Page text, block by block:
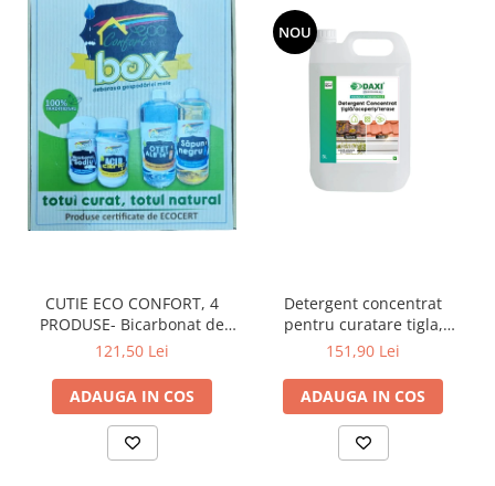
CUTIE ECO CONFORT, 4
PRODUSE- Bicarbonat de
sodiu, 500g, Acid citric
400g, Otet alb concentrat
14% pentru menaj, 1L,
Săpun Natural Negru
pentru curățenie
121,50 Lei
ADAUGA IN COS
NOU
Detergent concentrat
pentru curatare tigla,
acoperis si terase, 5 L
151,90 Lei
ADAUGA IN COS